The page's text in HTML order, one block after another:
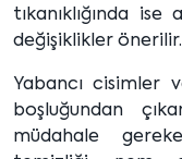
tıkanıklığında
değişiklikler önerilir.
Yabancı cisimler
boşluğundan
müdahale